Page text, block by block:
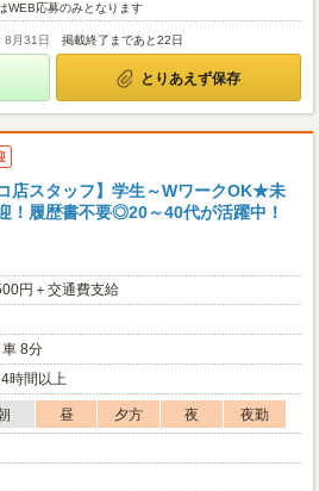
WEB応募のみとなります
8月31日 掲載終了まであと22日
とりあえず保存
コ店スタッフ】学生～WワークOK★未
！履歴書不要◎20～40代が活躍中！
円＋交通費支給
8分
時間以上
昼 夕方 夜
夜勤